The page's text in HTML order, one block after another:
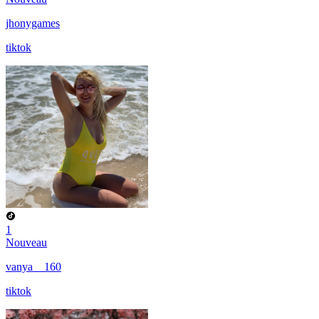
jhonygames
tiktok
1
Nouveau
vanya__160
tiktok